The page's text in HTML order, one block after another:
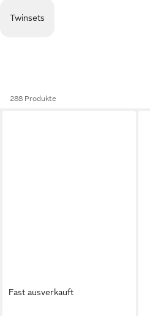
Twinsets
288 Produkte
Fast ausverkauft